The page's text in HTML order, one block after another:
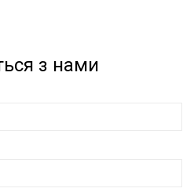
з нами